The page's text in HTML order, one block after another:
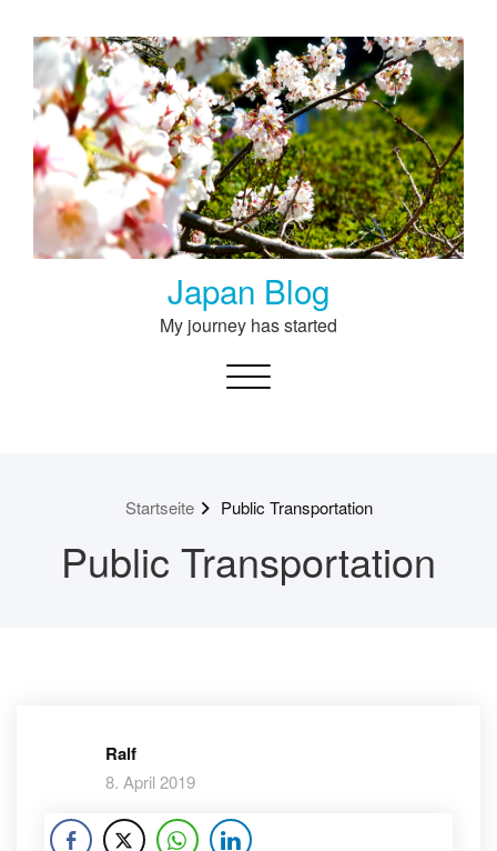
content
Japan Blog
My journey has started
Toggle navigation
Startseite Public Transportation
Public Transportation
Ralf
8. April 2019